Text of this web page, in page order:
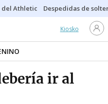
del Athletic Despedidas de
Kiosko
ir al